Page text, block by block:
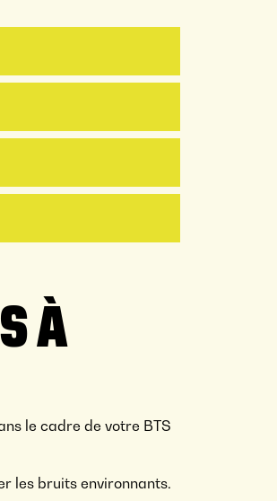
À
le cadre de votre BTS
les bruits environnants.